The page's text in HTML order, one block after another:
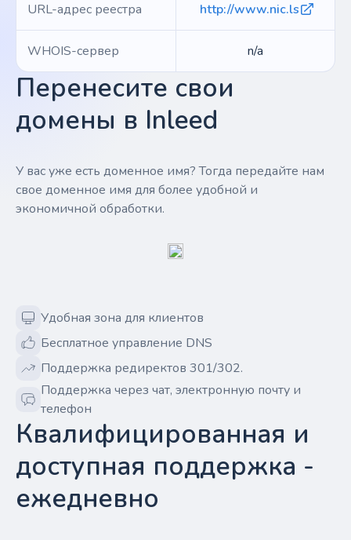
URL-адрес реестра http://www.nic.ls
WHOIS-сервер n/a
Перенесите свои
домены в Inleed
У вас уже есть доменное имя? Тогда передайте нам
свое доменное имя для более удобной и
экономичной обработки.
Удобная зона для клиентов
Бесплатное управление DNS
Поддержка редиректов 301/302.
Поддержка через чат, электронную почту и
телефон
Квалифицированная и
доступная поддержка -
ежедневно